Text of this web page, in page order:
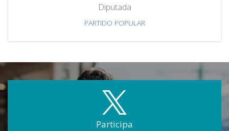
Diputada
PARTIDO POPULAR
Participa